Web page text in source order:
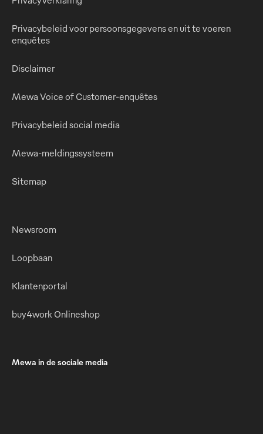
Privacybeleid voor persoonsgegevens en uit te voeren
enquêtes
Disclaimer
Mewa Voice of Customer-enquêtes
Privacybeleid social media
Mewa-meldingssysteem
Sitemap
Newsroom
Loopbaan
Klantenportal
buy4work Onlineshop
Mewa in de sociale media